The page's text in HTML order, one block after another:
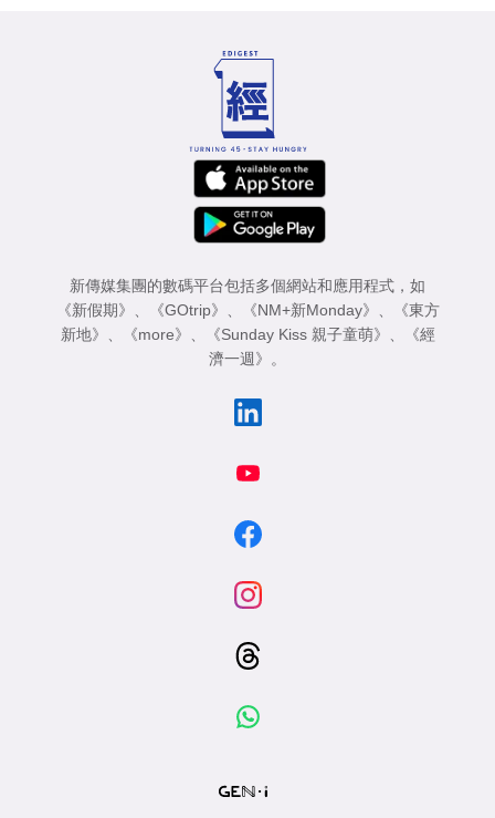
新傳媒集團的數碼平台包括多個網站和應用程式，如
《新假期》
《GOtrip》 《NM+新Monday》
《東方
新地》
《more》 《Sunday Kiss 親子童萌》
《經
濟一週》
。